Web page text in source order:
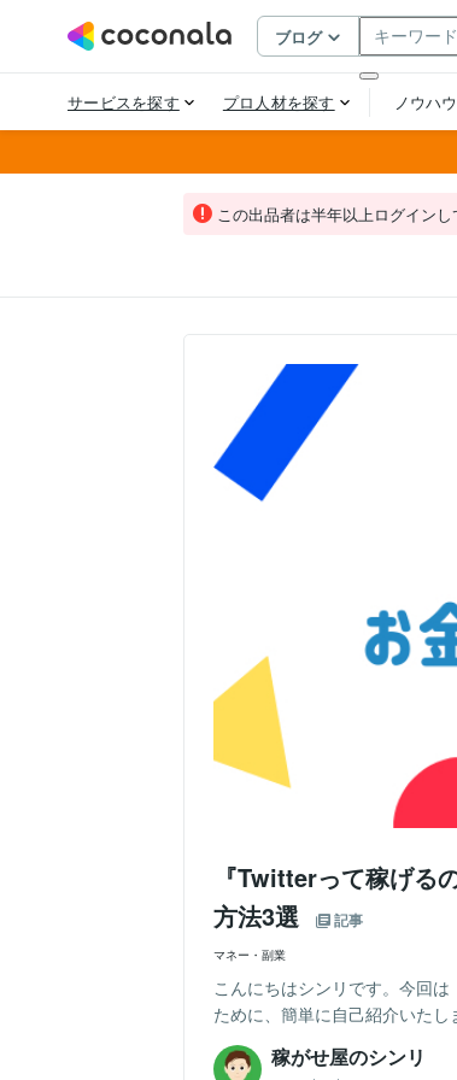
この出品者は半年以上ログイン
『Twitterって稼げる
方法3選
記事
マネー・副業
こんにちはシンリです。今回
ために、簡単に自己紹介いた
稼がせ屋のシンリ